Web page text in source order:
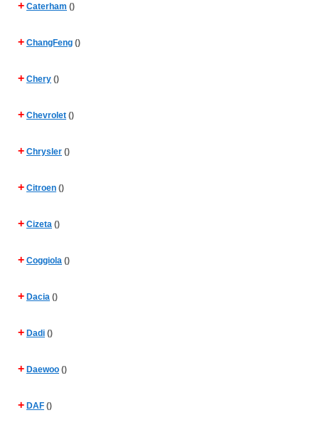
+ Caterham ()
+ ChangFeng ()
+ Chery ()
+ Chevrolet ()
+ Chrysler ()
+ Citroen ()
+ Cizeta ()
+ Coggiola ()
+ Dacia ()
+ Dadi ()
+ Daewoo ()
+ DAF ()